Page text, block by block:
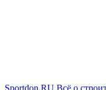
Sportdon.RU Всё о